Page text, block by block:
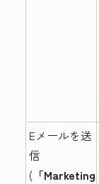
Eメールを送
信
( 「Marketing